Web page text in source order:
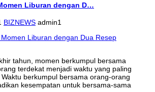
Liburan dengan D…
BIZNEWS admin1
tahun, momen berkumpul bersama
terdekat menjadi waktu yang paling
berkumpul bersama orang-orang
kesempatan untuk bersama-sama